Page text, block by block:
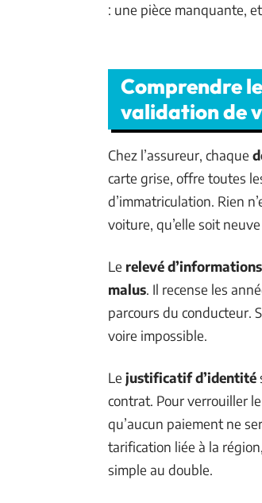
: une pièce manquante,
Comprendre
validation de
Chez l’assureur, chaque
carte grise, offre toutes
d’immatriculation. Rien
voiture, qu’elle soit
Le relevé d’informations
malus. Il recense les
parcours du conducteur.
voire impossible.
Le justificatif d’identité
contrat. Pour verrouiller
qu’aucun paiement ne
tarification liée à la
simple au double.